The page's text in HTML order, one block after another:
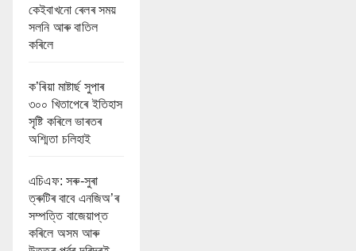
কেইবাখনো ৰেলৰ সময়
সলনি আৰু বাতিল
কৰিলে
ক’ৰিয়া মাষ্টাৰ্ছ সুপাৰ
৩০০ খিতাপেৰে ইতিহাস
সৃষ্টি কৰিলে ভাৰতৰ
অশ্মিতা চলিহাই
এচিএফ: সৰু-সুৰা
ত্ৰুটিৰ বাবে এনজিঅ’ৰ
সম্পত্তি বাজেয়াপ্ত
কৰিলে অসম আৰু